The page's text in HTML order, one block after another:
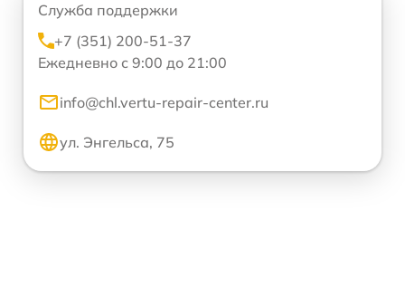
Служба поддержки
+7 (351) 200-51-37
Ежедневно с 9:00 до 21:00
info@chl.vertu-repair-center.ru
ул. Энгельса, 75